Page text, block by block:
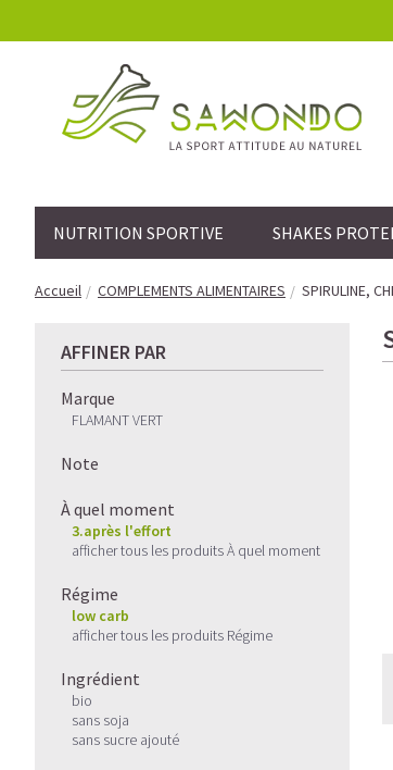
NUTRITION SPORTIVE SHAKES
Accueil COMPLEMENTS ALIMENTAIRES SPIRULINE,
AFFINER PAR
Marque
FLAMANT VERT
Note
À quel moment
3.après l'effort
afficher tous les produits À quel moment
Régime
low carb
afficher tous les produits Régime
Ingrédient
bio
sans soja
sans sucre ajouté